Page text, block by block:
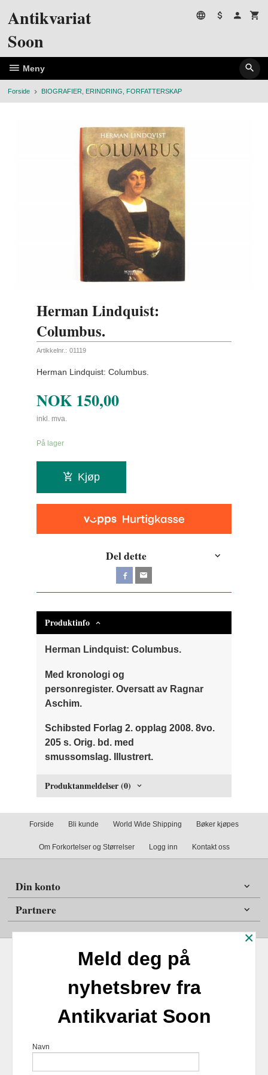
Antikvariat
Soon
Meny
Forside BIOGRAFIER, ERINDRING, FORFATTERSKAP
Herman Lindquist:
Columbus.
Artikkelnr.: 01119
Herman Lindquist: Columbus.
NOK 150,00
inkl. mva.
På lager
Kjøp
Del dette
Produktinfo
Herman Lindquist: Columbus.
Med kronologi og
personregister. Oversatt av Ragnar
Aschim.
Schibsted Forlag 2. opplag 2008.8vo.
205 s. Orig. bd. med
smussomslag.
Illustrert.
Produktanmeldelser (0)
Forside Bli kunde World Wide Shipping Bøker kjøpes
Om Forkortelser og Størrelser Logg inn Kontakt oss
Din konto
Partnere
Kjøpsbetingelser Sikkerhet og personvern
Nyhetsbrev
98254859- Foretaksregisteret 924817518
×
Meld deg på
nyhetsbrev fra
Antikvariat Soon
Navn